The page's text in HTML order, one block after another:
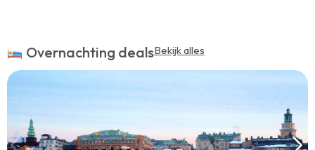
Overnachting dealsBekijk alles